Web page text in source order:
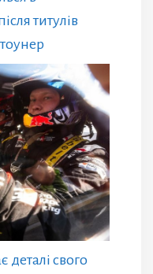
титулів
деталі свого